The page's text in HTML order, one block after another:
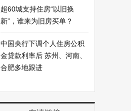
超60城支持住房“以旧换
新”，谁来为旧房买单？
中国央行下调个人住房公积
金贷款利率后 苏州、河南、
合肥多地跟进